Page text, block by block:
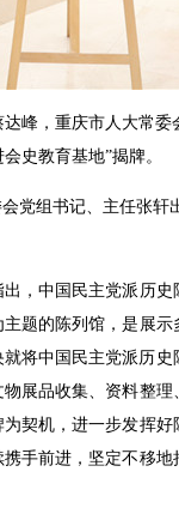
峰，重庆市人大常
会史教育基地”揭牌。
组书记、主任张轩
中国民主党派历史
题的陈列馆，是展
将中国民主党派历
展品收集、资料整
契机，进一步发挥
手前进，坚定不移